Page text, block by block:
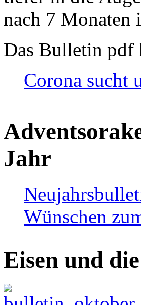
nach 7 Monaten
Das Bulletin pdf
Corona sucht
Jahr
Wünschen
Eisen und